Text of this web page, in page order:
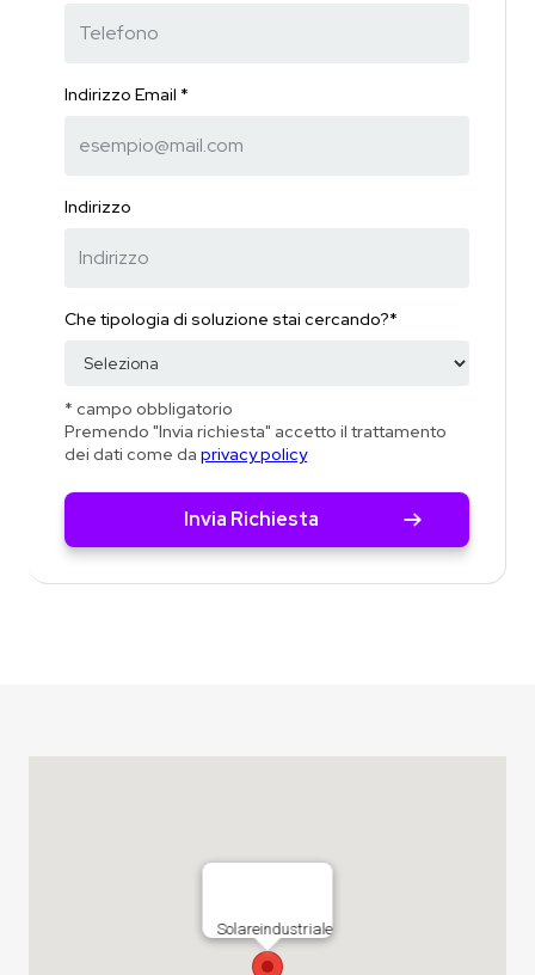
Indirizzo Email *
Indirizzo
Che tipologia di soluzione stai cercando?*
* campo obbligatorio
Premendo "Invia richiesta" accetto il trattamento
dei dati come daprivacy policy
Solareindustriale